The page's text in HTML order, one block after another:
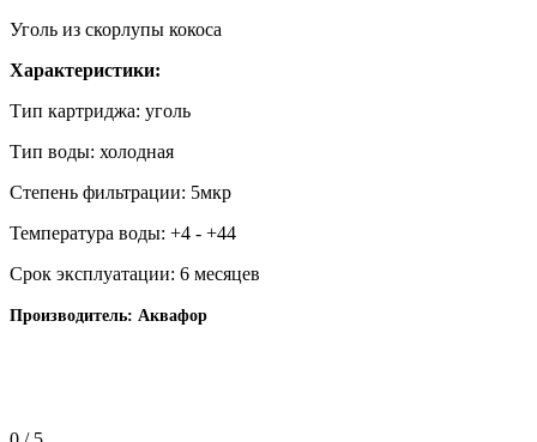
Уголь из скорлупы кокоса
Характеристики:
Тип картриджа: уголь
Тип воды: холодная
Степень фильтрации: 5мкр
Температура воды: +4 - +44
Срок эксплуатации: 6 месяцев
Производитель: Аквафор